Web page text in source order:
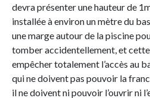
devra présenter une hauteur de
installée à environ un mètre du
une marge autour de la piscine
tomber accidentellement, et
empêcher totalement l’accès au
qui ne doivent pas pouvoir la
il ne doivent ni pouvoir l’ouvrir ni